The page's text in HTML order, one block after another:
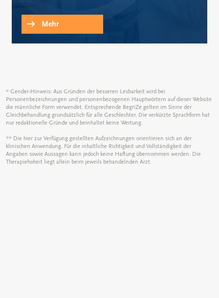
Mehr
* Gender-Hinweis: Aus Gründen der besseren Lesbarkeit wird bei
Personenbezeichnungen und personenbezogenen Hauptwörtern auf dieser Website
die männliche Form verwendet. Entsprechende BegriZe gelten im Sinne der
Gleichbehandlung grundsätzlich für alle Geschlechter. Die verkürzte Sprachform hat
nur redaktionelle Gründe und beinhaltet keine Wertung.
** Die hier zur Verfügung gestellten Aufzeichnungen orientieren sich an der
klinischen Anwendung. Für die inhaltliche Richtigkeit und Vollständigkeit der
Angaben sowie Aussagen kann jedoch keine Haftung übernommen werden. Die
Therapiehoheit liegt allein beim jeweils behandelnden Arzt.